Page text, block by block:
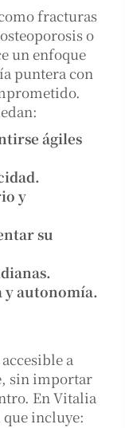
fracturas
o
un enfoque
puntera con
ágiles
y
su
y autonomía.
a
sin importar
En Vitalia
incluye: